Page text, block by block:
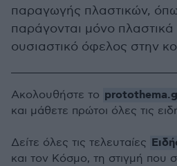
παραγωγής πλαστικών,
παράγονται μόνο
ουσιαστικό όφελος στην
Ακολουθήστε το
και μάθετε πρώτοι όλες τις
Δείτε όλες τις τελευταίες
και τον Κόσμο, τη στιγμή που